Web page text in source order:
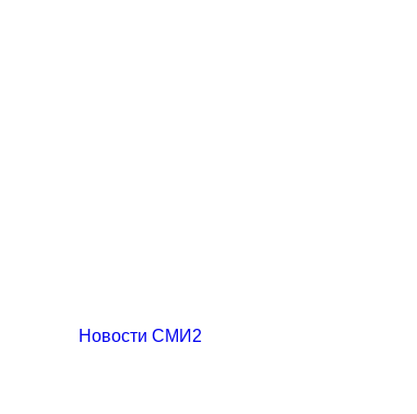
Новости СМИ2